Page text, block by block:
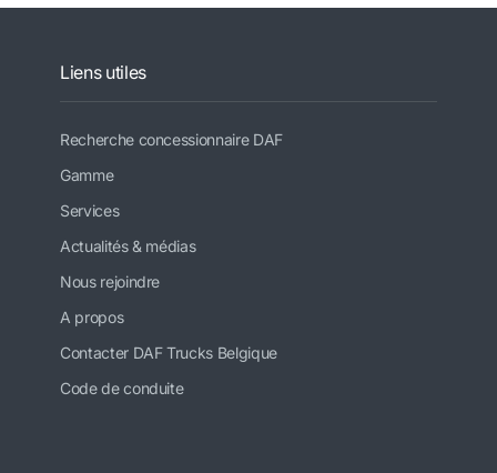
Liens utiles
Recherche concessionnaire DAF
Gamme
Services
Actualités & médias
Nous rejoindre
A propos
Contacter DAF Trucks Belgique
Code de conduite